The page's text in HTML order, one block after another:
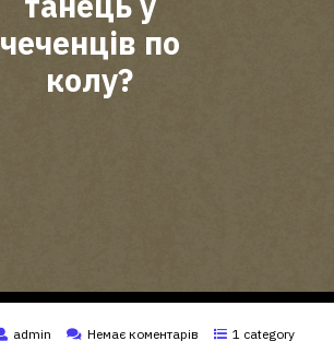
чеченців по
колу?
admin Немає коментарів 1 category